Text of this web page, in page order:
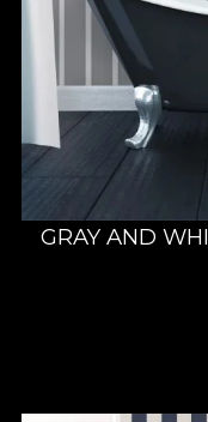
GRAY AND